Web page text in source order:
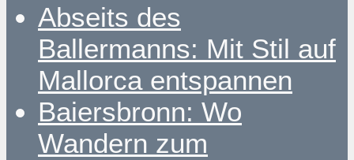
Abseits des
Ballermanns: Mit Stil auf
Mallorca entspannen
Baiersbronn: Wo
Wandern zum